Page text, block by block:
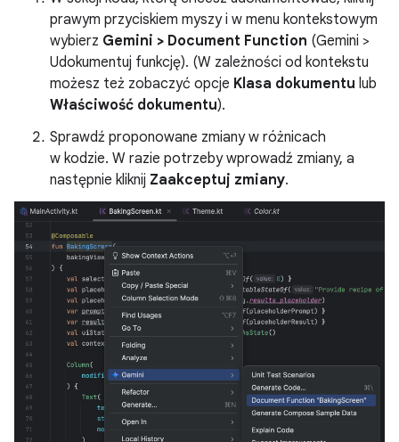
prawym przyciskiem myszy i w menu kontekstowym
wybierz Gemini > Document Function (Gemini >
Udokumentuj funkcję). (W zależności od kontekstu
możesz też zobaczyć opcje Klasa dokumentu lub
Właściwość dokumentu).
Sprawdź proponowane zmiany w różnicach
w kodzie. W razie potrzeby wprowadź zmiany, a
następnie kliknij Zaakceptuj zmiany.